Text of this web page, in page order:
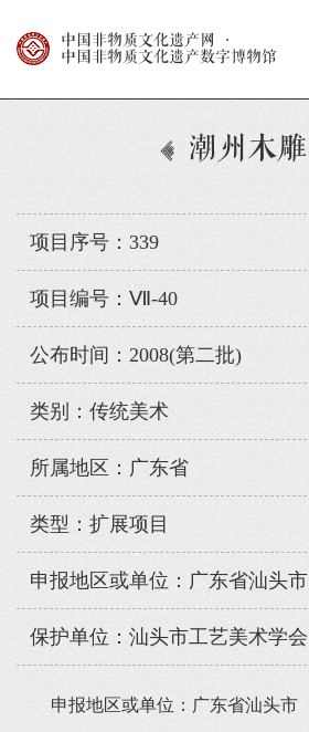
中国非物质文化遗产网
·
中国非物质文化遗产数字博物馆
潮州木雕
项目序号：339
项目编号：Ⅶ-40
公布时间：2008(第二批)
类别：传统美术
所属地区：广东省
类型：扩展项目
申报地区或单位：广东省汕头市
保护单位：汕头市工艺美术学会
申报地区或单位：广东省汕头市